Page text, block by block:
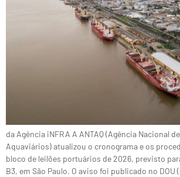
da Agência iNFRA A ANTAQ (Agência Nacional
Aquaviários) atualizou o cronograma e os
bloco de leilões portuários de 2026, previsto
B3, em São Paulo. O aviso foi publicado no DOU